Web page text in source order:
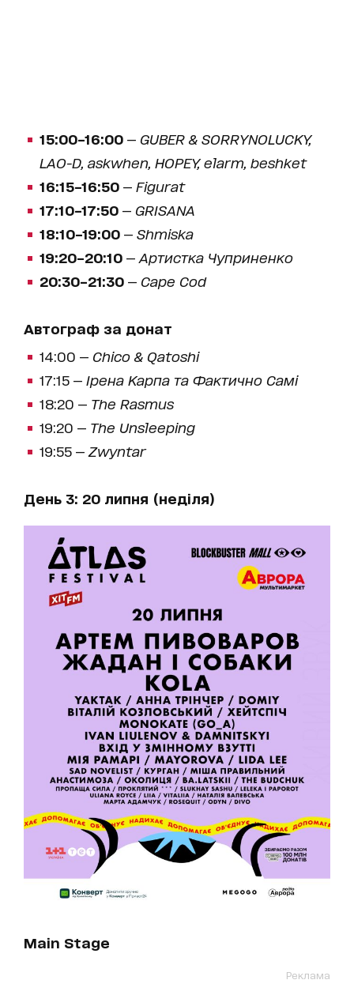
15:00–16:00 — GUBER & SORRYNOLUCKY,
LAO-D, askwhen, HOPEY, elarm, beshket
16:15–16:50 — Figurat
17:10–17:50 — GRISANA
18:10–19:00 — Shmiska
19:20–20:10 — Артистка Чуприненко
20:30–21:30 — Cape Cod
Автограф за донат
14:00 — Chico & Qatoshi
17:15 — Ірена Карпа та Фактично Самі
18:20 — The Rasmus
19:20 — The Unsleeping
19:55 — Zwyntar
День 3: 20 липня (неділя)
Main Stage
Реклама